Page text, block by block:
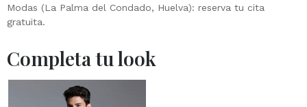
Modas (La Palma del Condado, Huelva): reserva tu cita
gratuita.